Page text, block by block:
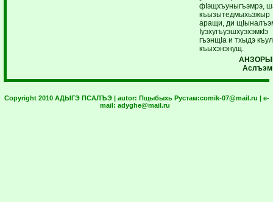
фIэщхъуныгъэмрэ,
къызытедмыхьэжыр
аращи, ди
IуэхугъуэшхуэхэмкIэ
гъэнщIа и тхыдэ
къыхэнэнущ.
Copyright 2010 АДЫГЭ ПСАЛЪЭ | autor: Пщыбыхь Рустам:comik-07@mail.ru | e-
mail: adyghe@mail.ru